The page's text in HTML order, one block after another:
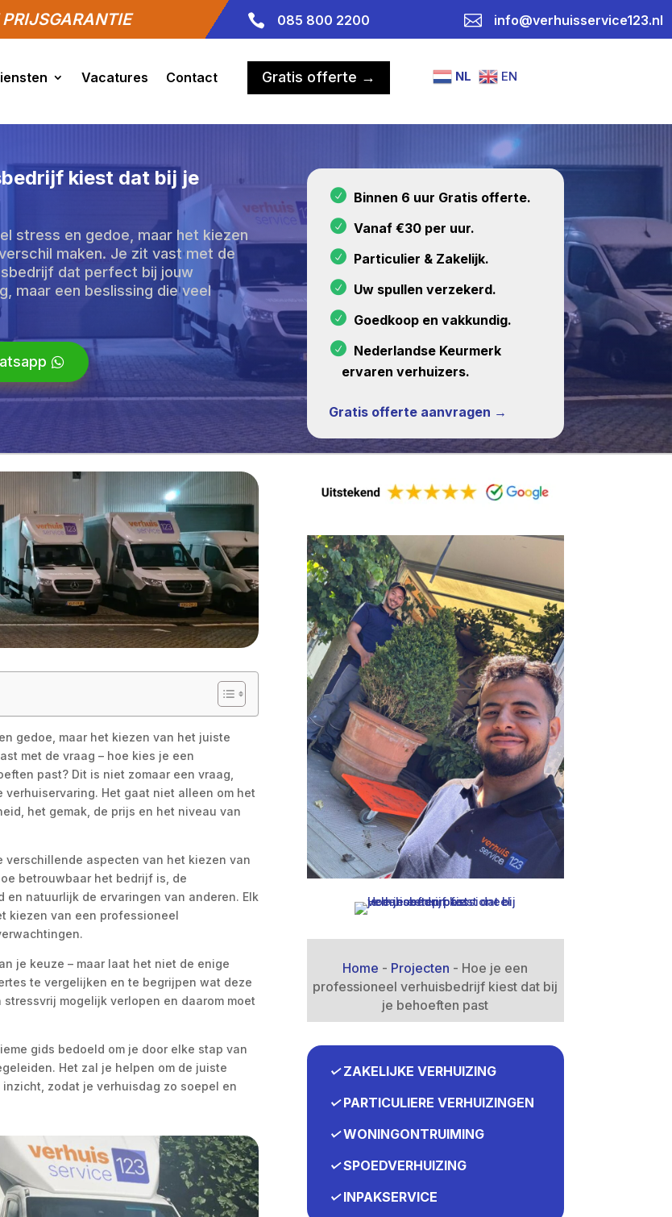
 085 800 2200  info@verhuisservice123.nl
Vacatures Contact Gratis offerte → NL EN
kiest dat bij je
stress en gedoe, maar het kiezen
maken. Je zit vast met de
dat perfect bij jouw
maar een beslissing die veel
Binnen 6 uur Gratis offerte.
Vanaf €30 per uur.
Particulier & Zakelijk.
Uw spullen verzekerd.
Goedkoop en vakkundig.
Nederlandse Keurmerk
ervaren verhuizers.
Gratis offerte aanvragen →
gedoe, maar het kiezen van het juiste
met de vraag – hoe kies je een
past? Dit is niet zomaar een vraag,
Het gaat niet alleen om het
het gemak, de prijs en het niveau van
aspecten van het kiezen van
betrouwbaar het bedrijf is, de
natuurlijk de ervaringen van anderen. Elk
kiezen van een professioneel
je keuze – maar laat het niet de enige
te vergelijken en te begrijpen wat deze
mogelijk verlopen en daarom moet
gids bedoeld om je door elke stap van
Het zal je helpen om de juiste
zodat je verhuisdag zo soepel en
Home - Projecten - Hoe je een
professioneel verhuisbedrijf kiest dat bij
je behoeften past
✓ZAKELIJKE VERHUIZING
✓PARTICULIERE VERHUIZINGEN
✓WONINGONTRUIMING
✓SPOEDVERHUIZING
✓INPAKSERVICE